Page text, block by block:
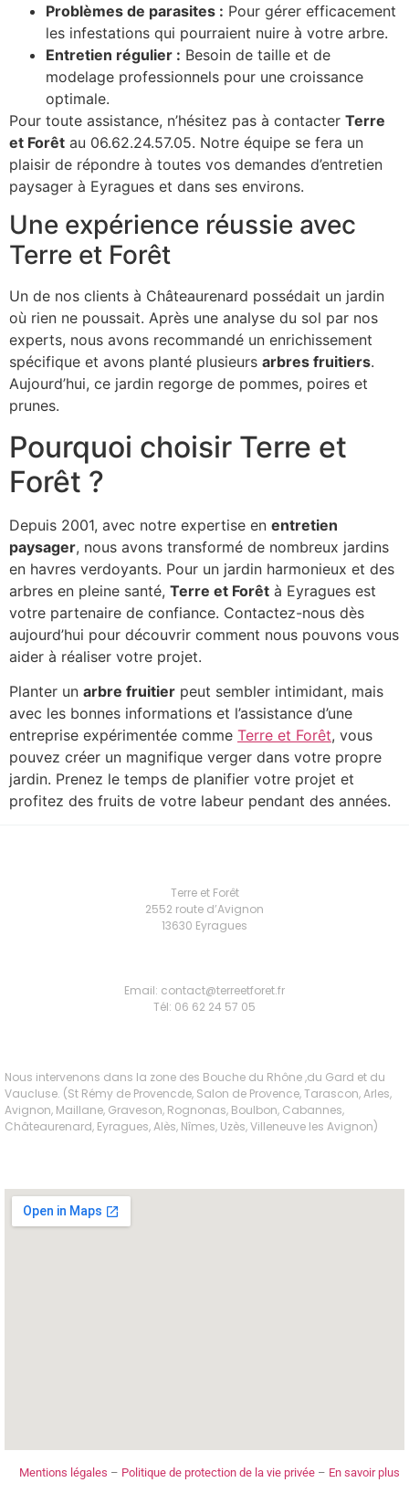
Problèmes de parasites : Pour gérer efficacement
les infestations qui pourraient nuire à votre arbre.
Entretien régulier : Besoin de taille et de
modelage professionnels pour une croissance
optimale.
Pour toute assistance, n’hésitez pas à contacter Terre
et Forêt au 06.62.24.57.05. Notre équipe se fera un
plaisir de répondre à toutes vos demandes d’entretien
paysager à Eyragues et dans ses environs.
Une expérience réussie avec
Terre et Forêt
Un de nos clients à Châteaurenard possédait un jardin
où rien ne poussait. Après une analyse du sol par nos
experts, nous avons recommandé un enrichissement
spécifique et avons planté plusieurs arbres fruitiers.
Aujourd’hui, ce jardin regorge de pommes, poires et
prunes.
Pourquoi choisir Terre et
Forêt ?
Depuis 2001, avec notre expertise en entretien
paysager, nous avons transformé de nombreux jardins
en havres verdoyants. Pour un jardin harmonieux et des
arbres en pleine santé, Terre et Forêt à Eyragues est
votre partenaire de confiance. Contactez-nous dès
aujourd’hui pour découvrir comment nous pouvons vous
aider à réaliser votre projet.
Planter un arbre fruitier peut sembler intimidant, mais
avec les bonnes informations et l’assistance d’une
entreprise expérimentée comme Terre et Forêt, vous
pouvez créer un magnifique verger dans votre propre
jardin. Prenez le temps de planifier votre projet et
profitez des fruits de votre labeur pendant des années.
Terre et Forêt
2552 route d’Avignon
13630 Eyragues
Email: contact@terreetforet.fr
Tél: 06 62 24 57 05
Nous intervenons dans la zone des Bouche du Rhône ,du Gard et du
Vaucluse. (St Rémy de Provencde, Salon de Provence, Tarascon, Arles,
Avignon, Maillane, Graveson, Rognonas, Boulbon, Cabannes,
Châteaurenard, Eyragues, Alès, Nîmes, Uzès, Villeneuve les Avignon)
Mentions légales – Politique de protection de la vie privée – En savoir plus